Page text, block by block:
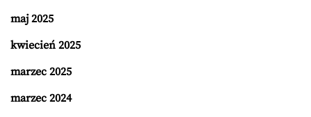
maj 2025
kwiecień 2025
marzec 2025
marzec 2024